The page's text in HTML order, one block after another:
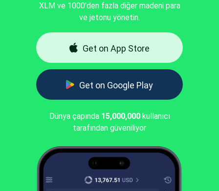
XLM ve 1000'den fazla diğer madeni para
ve jetonu yönetin.
Get on App Store
Get on Google Play
Dünya çapında 15,000,000kullanıcı
tarafından güveniliyor